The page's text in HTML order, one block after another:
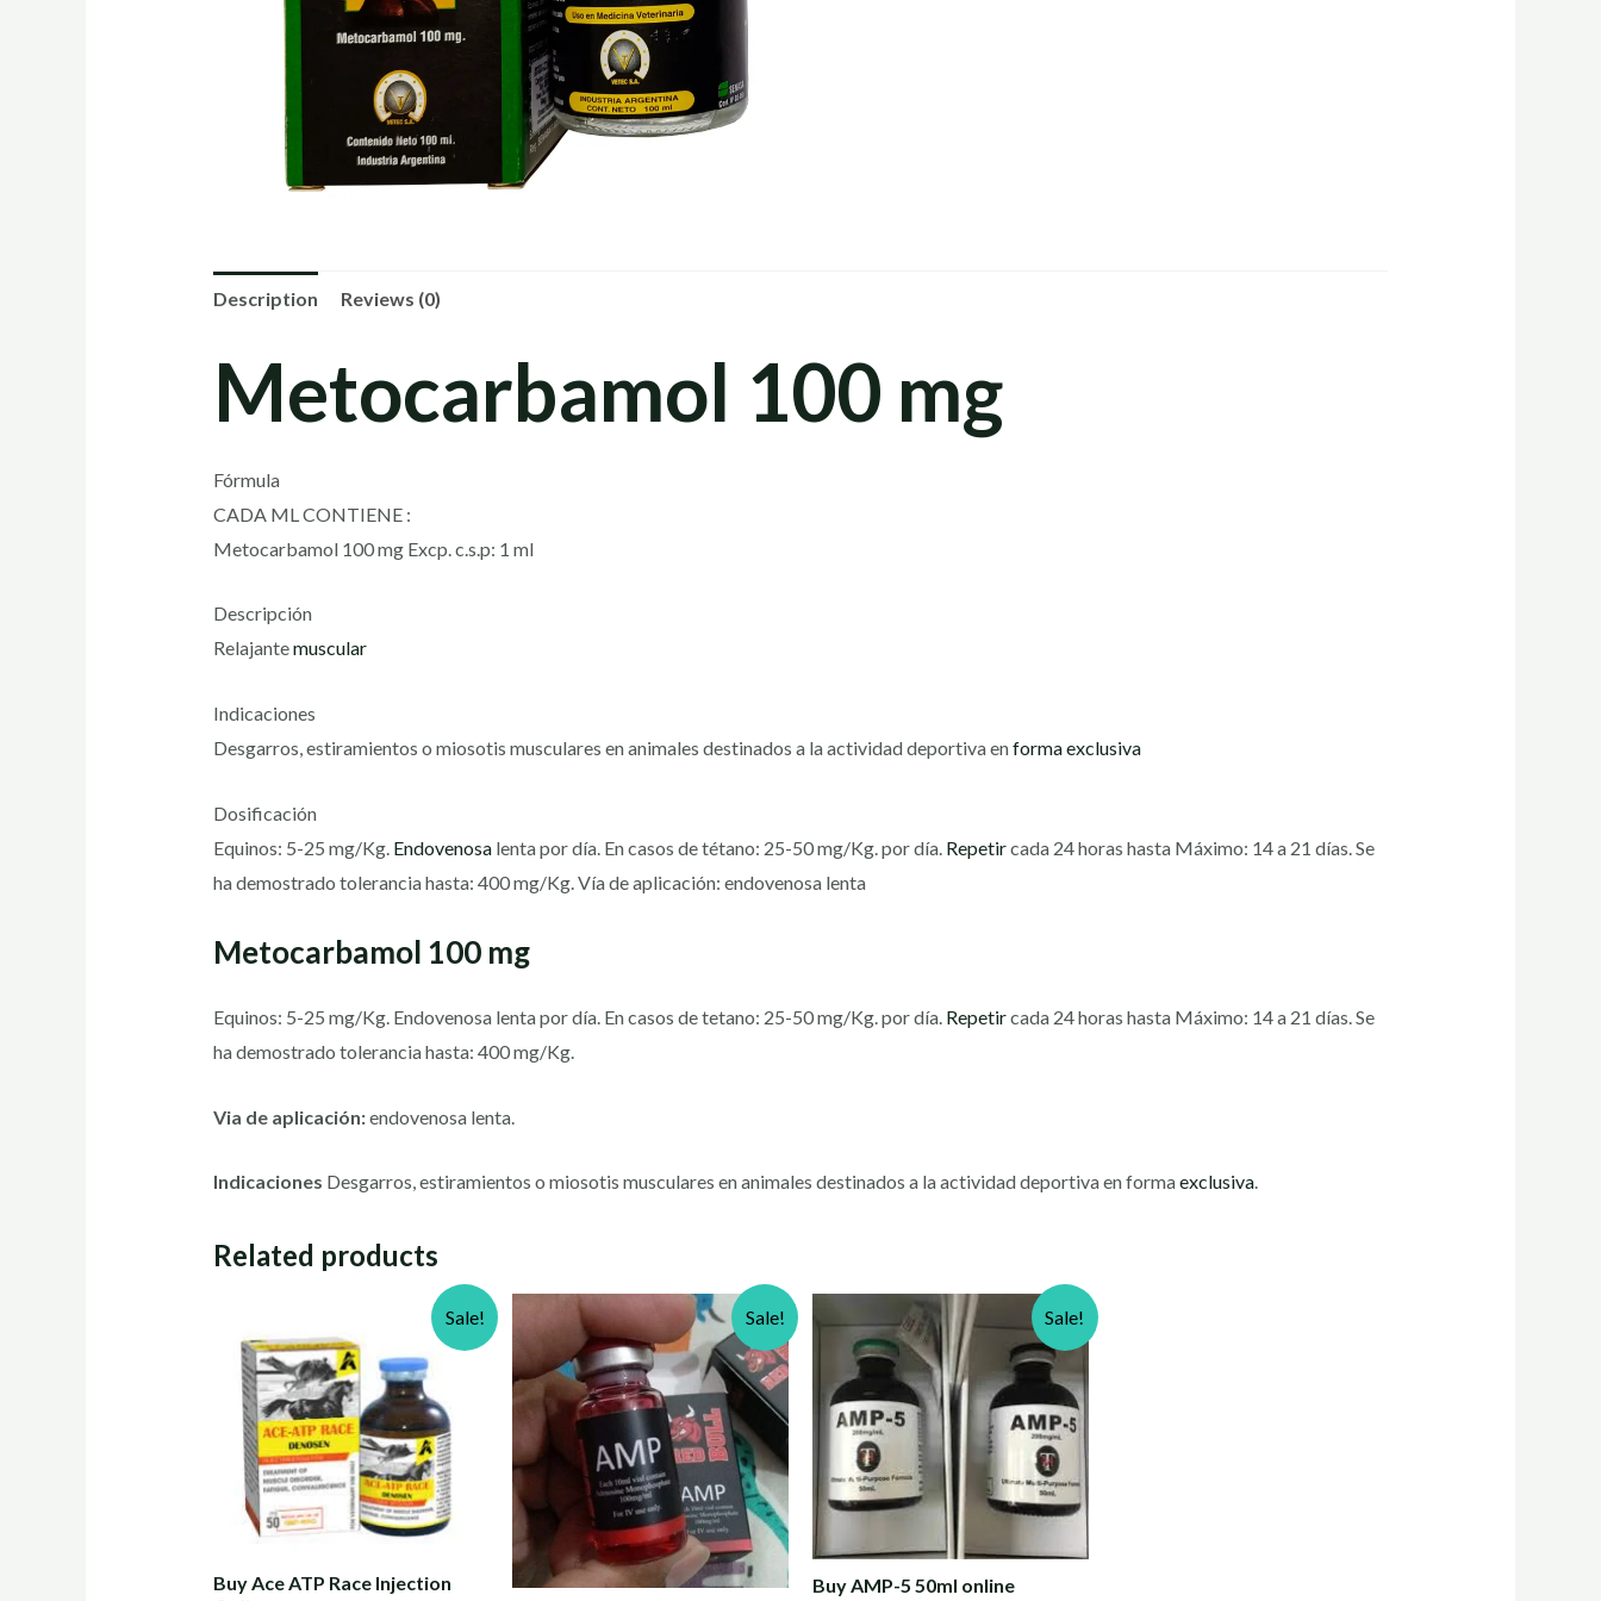
Description Reviews (0)
Metocarbamol 100 mg
Fórmula
CADA ML CONTIENE :
Metocarbamol 100 mg Excp. c.s.p: 1 ml
Descripción
Relajantemuscular
Indicaciones
Desgarros, estiramientos o miosotis musculares en animales destinados a la actividad deportiva enformaexclusiva
Dosificación
Equinos: 5-25 mg/Kg. Endovenosalenta por día. En casos de tétano: 25-50 mg/Kg. por día. Repetircada 24 horas hasta Máximo: 14 a 21 días. Se
ha demostrado tolerancia hasta: 400 mg/Kg. Vía de aplicación: endovenosa lenta
Metocarbamol 100 mg
Equinos: 5-25 mg/Kg. Endovenosa lenta por día. En casos de tetano: 25-50 mg/Kg. por día. Repetircada 24 horas hasta Máximo: 14 a 21 días. Se
ha demostrado tolerancia hasta: 400 mg/Kg.
Via de aplicación:endovenosa lenta.
Indicaciones Desgarros, estiramientos o miosotis musculares en animales destinados a la actividad deportiva en formaexclusiva.
Related products
Sale!
Buy Ace ATP Race Injection
Sale! Sale!
Buy AMP-5 50ml online